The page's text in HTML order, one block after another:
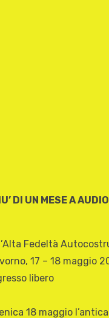
DI UN MESE A
Fedeltà
17 – 18 maggio
libero
18 maggio